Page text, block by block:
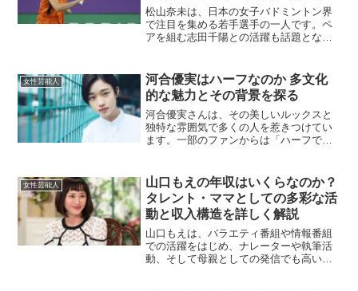
入の全体像を徹底解説
松山奈未は、日本の女子バドミントン界
で注目を集める若手選手の一人です。ペ
アを組む志田千陽との活躍も話題となっ
に構成されているのかを詳しく分析しま
す。トーナメント賞金によ...
女性芸能人
河合優実はハーフなのか 多文化
的な魅力とその背景を探る
河合優実さんは、その美しいルックスと
独特な雰囲気で多くの人を惹きつけてい
ます。一部のファンからは「ハーフでは
ています。本記事では、河合優実さんの
多文化的な魅力やその背景...
女性芸能人
山口もえの年収はいくらなのか？
タレント・ママとしての多彩な活
動と収入構造を詳しく解説
山口もえは、バラエティ番組や情報番組
での活躍をはじめ、ナレーターや執筆活
動、そして母親としての発信でも高い人